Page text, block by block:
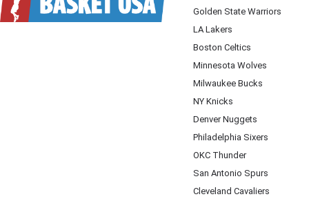
Golden State Warriors
LA Lakers
Boston Celtics
Minnesota Wolves
Milwaukee Bucks
NY Knicks
Denver Nuggets
Philadelphia Sixers
OKC Thunder
San Antonio Spurs
Cleveland Cavaliers